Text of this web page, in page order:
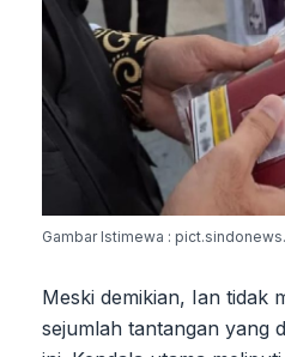
Gambar Istimewa :
Meski demikian, Ian tidak
sejumlah tantangan yang